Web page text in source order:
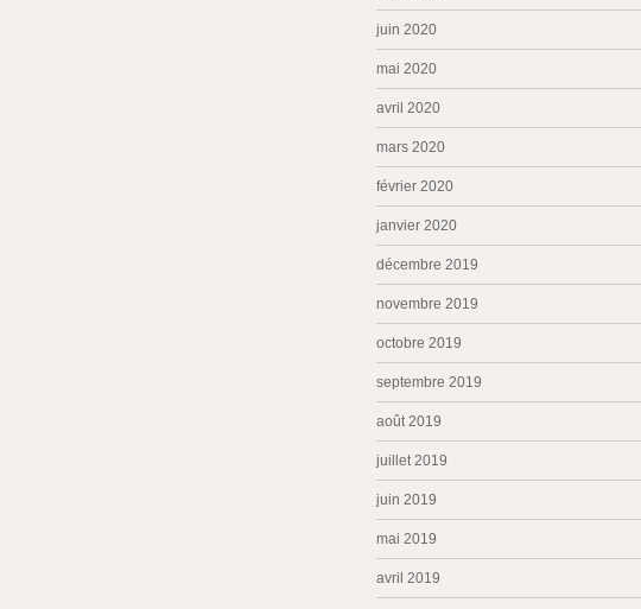
juin 2020
mai 2020
avril 2020
mars 2020
février 2020
janvier 2020
décembre 2019
novembre 2019
octobre 2019
septembre 2019
août 2019
juillet 2019
juin 2019
mai 2019
avril 2019